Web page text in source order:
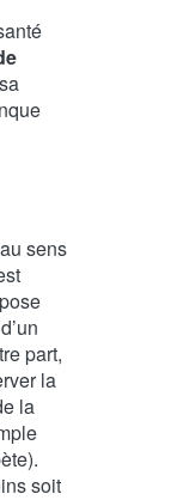
sens
part,
la
la
soit